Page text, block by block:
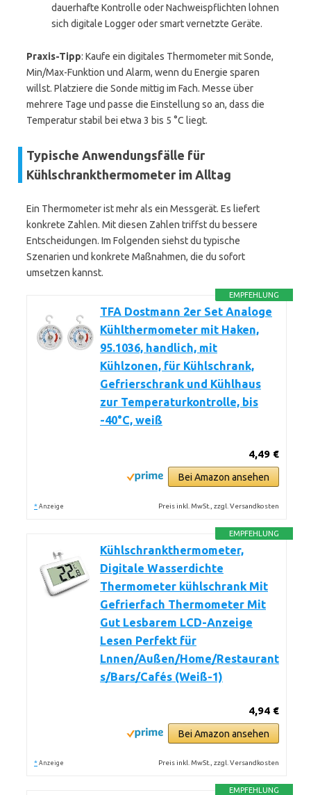
dauerhafte Kontrolle oder Nachweispflichten lohnen
sich digitale Logger oder smart vernetzte Geräte.
Praxis-Tipp: Kaufe ein digitales Thermometer mit Sonde,
Min/Max-Funktion und Alarm, wenn du Energie sparen
willst. Platziere die Sonde mittig im Fach. Messe über
mehrere Tage und passe die Einstellung so an, dass die
Temperatur stabil bei etwa 3 bis 5 °C liegt.
Typische Anwendungsfälle für
Kühlschrankthermometer im Alltag
Ein Thermometer ist mehr als ein Messgerät. Es liefert
konkrete Zahlen. Mit diesen Zahlen triffst du bessere
Entscheidungen. Im Folgenden siehst du typische
Szenarien und konkrete Maßnahmen, die du sofort
umsetzen kannst.
EMPFEHLUNG
TFA Dostmann 2er Set Analoge
Kühlthermometer mit Haken,
95.1036, handlich, mit
Kühlzonen, für Kühlschrank,
Gefrierschrank und Kühlhaus
zur Temperaturkontrolle, bis
-40°C, weiß
4,49 €
Bei Amazon ansehen
* Anzeige Preis inkl. MwSt., zzgl. Versandkosten
EMPFEHLUNG
Kühlschrankthermometer,
Digitale Wasserdichte
Thermometer kühlschrank Mit
Gefrierfach Thermometer Mit
Gut Lesbarem LCD-Anzeige
Lesen Perfekt für
Lnnen/Außen/Home/Restaurant
s/Bars/Cafés (Weiß-1)
4,94 €
Bei Amazon ansehen
* Anzeige Preis inkl. MwSt., zzgl. Versandkosten
EMPFEHLUNG